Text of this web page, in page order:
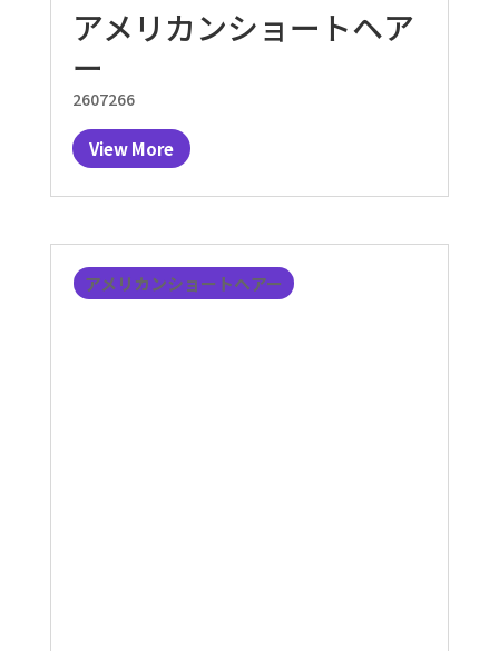
アメリカンショートヘア
ー
2607266
View More
アメリカンショートヘアー